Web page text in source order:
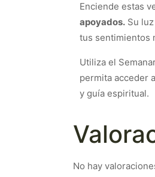
Enciende estas
apoyados. Su
tus sentimientos
Utiliza el
permita acceder
y guía espiritual.
No hay